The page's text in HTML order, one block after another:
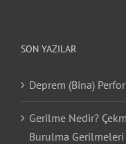
SON YAZILAR
Deprem (Bina)
Gerilme Nedir?
Burulma Gerilmeleri